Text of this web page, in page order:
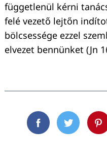
függetlenül kérni
felé vezető lejtőn
bölcsessége ezzel
elvezet bennünket (Jn
FacebookTwitter